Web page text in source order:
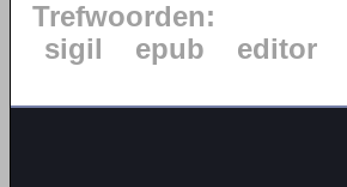
Trefwoorden:
sigil
epub editor